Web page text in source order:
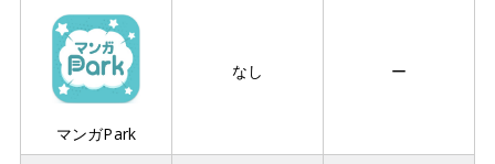
マンガPark
なし ー